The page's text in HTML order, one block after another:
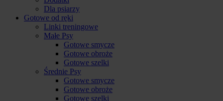
Dla psiarzy
Gotowe od ręki
Linki treningowe
Małe Psy
Gotowe smycze
Gotowe obroże
Gotowe szelki
Średnie Psy
Gotowe smycze
Gotowe obroże
Gotowe szelki